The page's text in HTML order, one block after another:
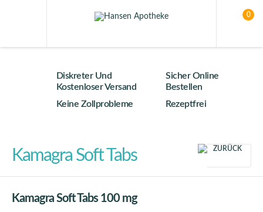
0
Diskreter Und
Kostenloser Versand
Keine Zollprobleme
Sicher Online
Bestellen
Rezeptfrei
ZURÜCK
Kamagra Soft Tabs
Kamagra Soft Tabs 100 mg